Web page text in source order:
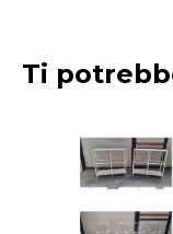
PVP
inserzione
ID procedura
Tipo
Ti